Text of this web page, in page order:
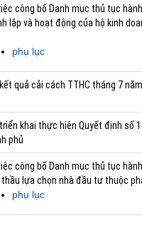
công bố Danh mục thủ tục
lập và hoạt động của hộ kinh
phụ lục
quả cải cách TTHC tháng 7
khai thực hiện Quyết định số
phủ
công bố Danh mục thủ tục
lựa chọn nhà đầu tư thuộc
phụ lục